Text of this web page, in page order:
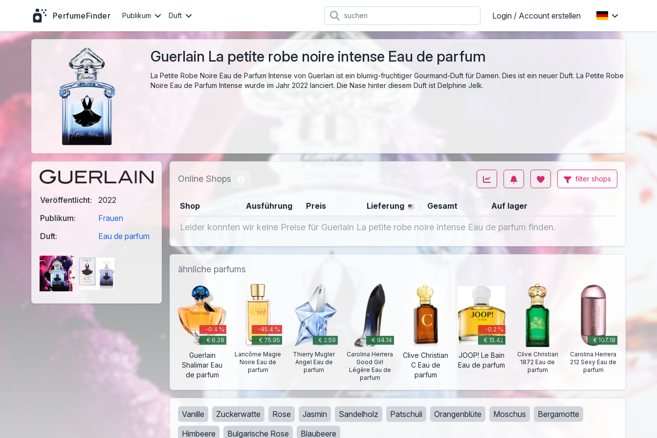
PerfumeFinder Publikum Duft Login / Account erstellen
Guerlain La petite robe noire intense Eau de parfum
La Petite Robe Noire Eau de Parfum Intense von Guerlain ist ein blumig-fruchtiger Gourmand-Duft für Damen. Dies ist ein neuer Duft. La Petite Robe
Noire Eau de Parfum Intense wurde im Jahr 2022 lanciert. Die Nase hinter diesem Duft ist Delphine Jelk.
Veröffentlicht:
2022
Publikum:
Frauen
Duft:
Eau de parfum
Online Shops filter shops
Shop Ausführung Preis Lieferung Gesamt Auf lager
Leider konnten wir keine Preise für Guerlain La petite robe noire intense Eau de parfum finden.
ähnliche parfums
-0.4 %
€ 6.28
Guerlain
Shalimar Eau
de parfum
-45.4 %
€ 75.95
Lancôme Magie
Noire Eau de
parfum
€ 2.59
Thierry Mugler
Angel Eau de
parfum
€ 94.14
Carolina Herrera
Good Girl
Légère Eau de
parfum
Clive Christian
C Eau de
parfum
-0.2 %
€ 15.42
JOOP! Le Bain
Eau de parfum
Clive Christian
1872 Eau de
parfum
€ 107.18
Carolina Herrera
212 Sexy Eau de
parfum
Vanille Zuckerwatte Rose Jasmin Sandelholz Patschuli Orangenblüte Moschus
Bergamotte
Himbeere
Bulgarische Rose Blaubeere